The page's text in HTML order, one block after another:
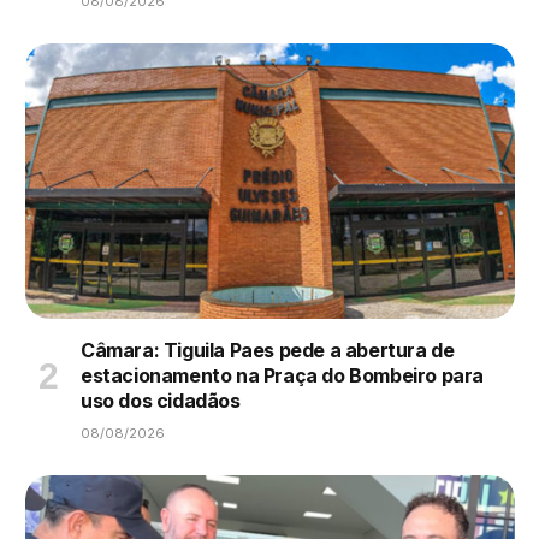
Câmara: Tiguila Paes pede a abertura de
estacionamento na Praça do Bombeiro para
uso dos cidadãos
08/08/2026